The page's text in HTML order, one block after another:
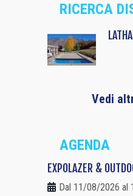
RICERCA
Vedi
AGENDA
EXPOLAZER &
Dal 11/08/2026 al